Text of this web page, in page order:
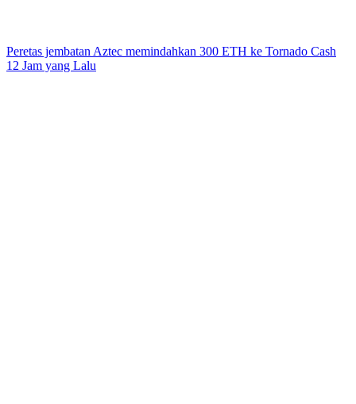
Peretas jembatan Aztec memindahkan 300 ETH ke Tornado Cash
12 Jam yang Lalu